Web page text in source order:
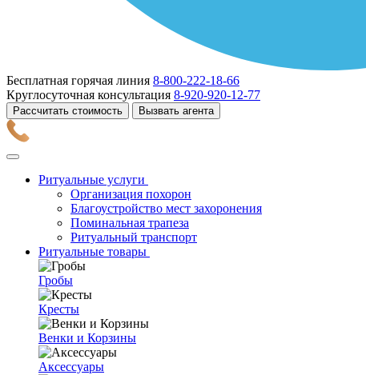
Бесплатная горячая линия 8-800-222-18-66
Круглосуточная консультация 8-920-920-12-77
Рассчитать стоимость Вызвать агента
Ритуальные услуги
Организация похорон
Благоустройство мест захоронения
Поминальная трапеза
Ритуальный транспорт
Ритуальные товары
Гробы
Кресты
Венки и Корзины
Аксессуары